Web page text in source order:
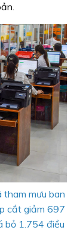
mưu ban
cắt giảm 697
bỏ 1.754 điều